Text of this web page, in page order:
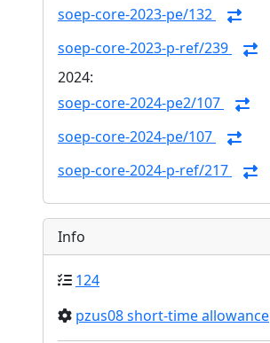
soep-core-2023-pe/132
soep-core-2023-p-ref/239
2024:
soep-core-2024-pe2/107
soep-core-2024-pe/107
soep-core-2024-p-ref/217
Info
124
pzus08 short-time allowance